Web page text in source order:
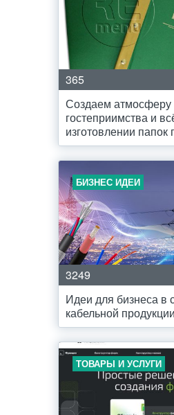
365
Создаем атмосферу
гостеприимства и
изготовлении папок
БИЗНЕС ИДЕИ
3249
Идеи для бизнеса в
кабельной продукции
ТОВАРЫ И УСЛУГИ